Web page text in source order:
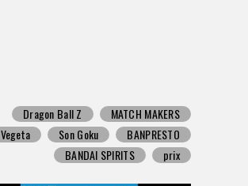
Dragon Ball Z
MATCH MAKERS
Vegeta
Son Goku
BANPRESTO
BANDAI SPIRITS
prix